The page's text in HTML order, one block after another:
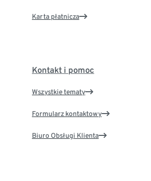
Karta płatnicza
Kontakt i pomoc
Wszystkie tematy
Formularz kontaktowy
Biuro Obsługi Klienta